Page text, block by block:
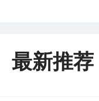
最新推荐